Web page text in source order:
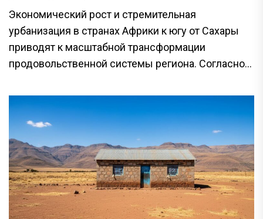
Экономический рост и стремительная
урбанизация в странах Африки к югу от Сахары
приводят к масштабной трансформации
продовольственной системы региона. Согласно...